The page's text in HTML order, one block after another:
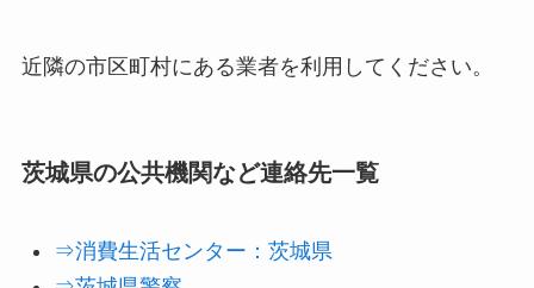
近隣の市区町村にある業者を利用してください。
茨城県の公共機関など連絡先一覧
⇒消費生活センター：茨城県